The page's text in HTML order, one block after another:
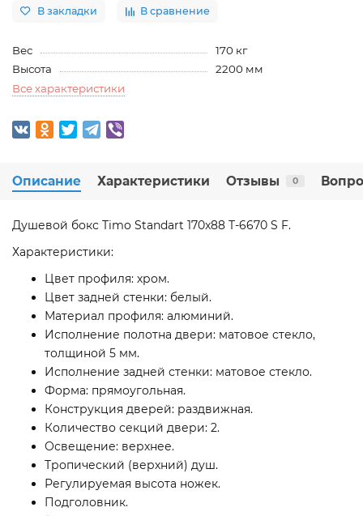
В закладки В сравнение
Вес
170 кг
Высота
2200 мм
Все характеристики
Описание Характеристики Отзывы 0
Душевой бокс Timo Standart 170x88 T-6670 S F.
Характеристики:
Цвет профиля: хром.
Цвет задней стенки: белый.
Материал профиля: алюминий.
Исполнение полотна двери: матовое стекло,
толщиной 5 мм.
Исполнение задней стенки: матовое стекло.
Форма: прямоугольная.
Конструкция дверей: раздвижная.
Количество секций двери: 2.
Освещение: верхнее.
Тропический (верхний) душ.
Регулируемая высота ножек.
Подголовник.